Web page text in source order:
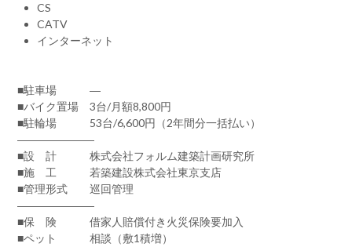
CS
CATV
インターネット
■駐車場 ―
■バイク置場 3台/月額8,800円
■駐輪場 53台/6,600円（2年間分一括払い）
―――――――
■設 計 株式会社フォルム建築計画研究所
■施 工 若築建設株式会社東京支店
■管理形式 巡回管理
―――――――
■保 険 借家人賠償付き火災保険要加入
■ペット 相談（敷1積増）